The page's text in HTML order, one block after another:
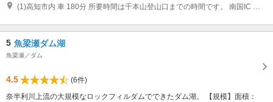
(1)高知市内 車 180分 所要時間は千本山登山口までの時間です。 南国IC 車 150分 所要時間は千本山登山口までの時間です。
5 魚梁瀬ダム湖
魚梁瀬／ダム
4.5
(6件)
奈半利川上流の大規模なロックフィルダムでできたダム湖。 【規模】面積：